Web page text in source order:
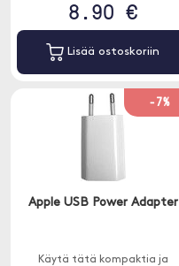
8.90 €
Lisää ostoskoriin
-7%
Apple USB Power Adapter
Käytä tätä kompaktia ja